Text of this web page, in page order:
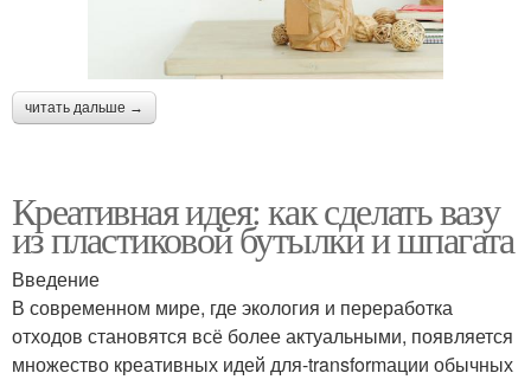
читать дальше →
Креативная идея: как сделать вазу
из пластиковой бутылки и шпагата
Введение
В современном мире, где экология и переработка
отходов становятся всё более актуальными, появляется
множество креативных идей для-transformации обычных